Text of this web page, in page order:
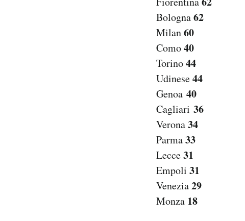
Bologna62
Milan60
Como40
Torino44
Udinese44
Genoa 40
Cagliari 36
Verona34
Parma33
Lecce31
Empoli 31
Venezia29
Monza 18